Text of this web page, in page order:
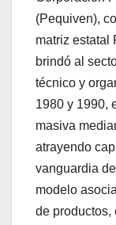
(Pequiven),
matriz estatal
brindó al
técnico y
1980 y 1990,
masiva
atrayendo
vanguardia
modelo
de productos,